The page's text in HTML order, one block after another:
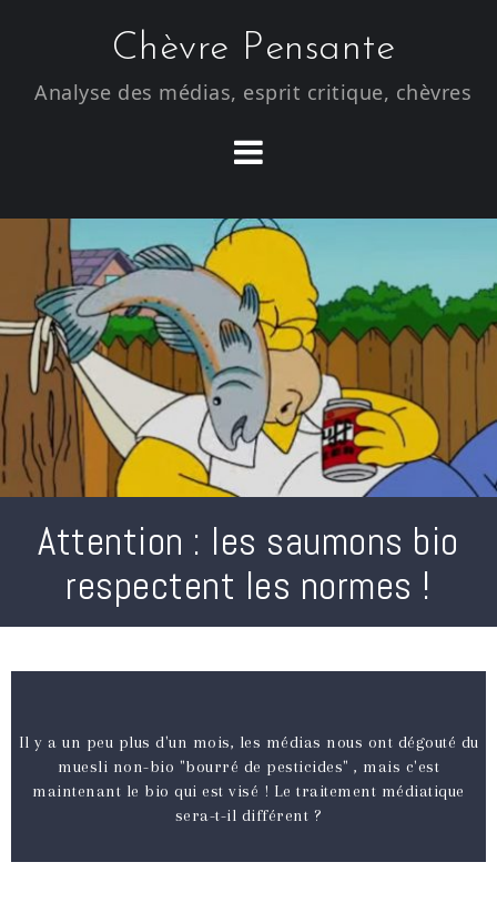
o
n
Chèvre Pensante
Analyse des médias, esprit critique, chèvres
Attention : les saumons bio
respectent les normes !
Il y a un peu plus d'un mois, les médias nous ont dégouté du
muesli non-bio "bourré de pesticides" , mais c'est
maintenant le bio qui est visé ! Le traitement médiatique
sera-t-il différent ?